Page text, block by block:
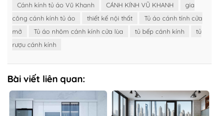
Cánh kính tủ áo Vũ Khanh
CÁNH KÍNH VŨ KHANH
gia
công cánh kính tủ áo
thiết kế nội thất
Tủ áo cánh tính cửa
mở
Tủ áo nhôm cánh kính cửa lùa tủ bếp cánh kính
tủ
rượu cánh kính
Bài viết liên quan: